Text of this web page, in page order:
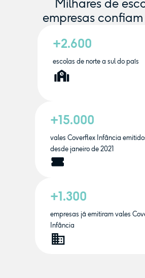
Milhares de
empresas
+2.600
escolas de norte a sul do país
+15.000
vales Coverflex Infância
desde janeiro de 2021
+1.300
empresas já emitiram vales
Infância